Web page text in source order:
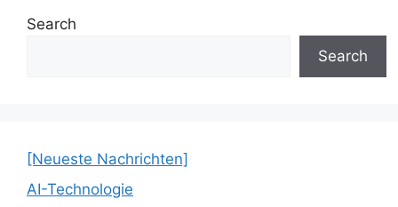
Search
Search
[Neueste Nachrichten]
AI-Technologie